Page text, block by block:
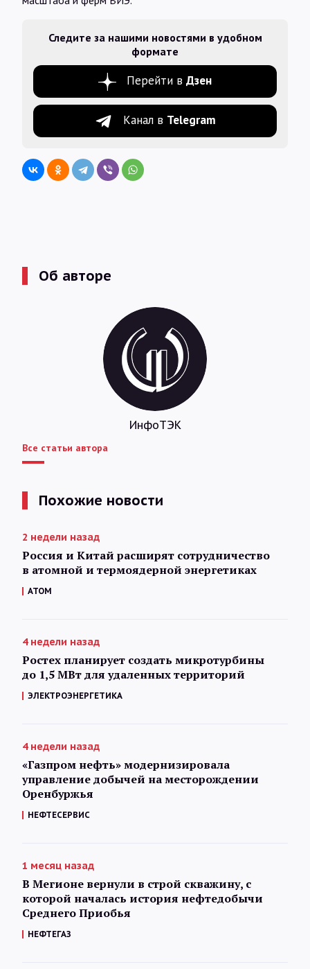
Следите за нашими новостями в удобном
формате
Перейти в Дзен
Канал в Telegram
Об авторе
ИнфоТЭК
Все статьи автора
Похожие новости
2 недели назад
Россия и Китай расширят сотрудничество
в атомной и термоядерной энергетиках
АТОМ
4 недели назад
Ростех планирует создать микротурбины
до 1,5 МВт для удаленных территорий
ЭЛЕКТРОЭНЕРГЕТИКА
4 недели назад
«Газпром нефть» модернизировала
управление добычей на месторождении
Оренбуржья
НЕФТЕСЕРВИС
1 месяц назад
В Мегионе вернули в строй скважину, с
которой началась история нефтедобычи
Среднего Приобья
НЕФТЕГАЗ